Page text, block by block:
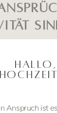
Anspruch ist